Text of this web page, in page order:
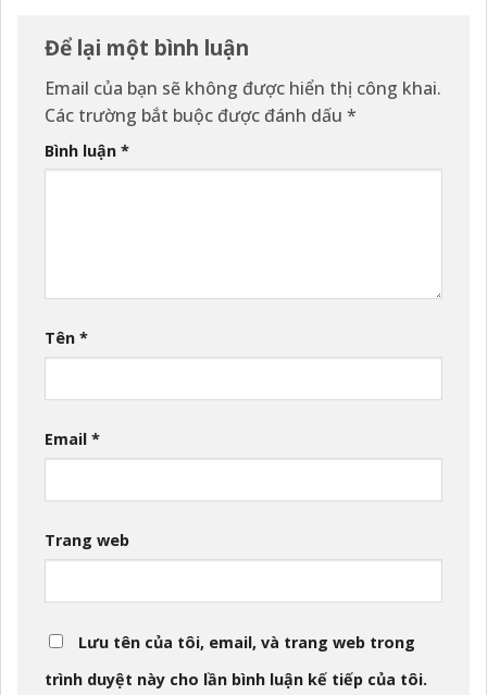
Để lại một bình luận
Email của bạn sẽ không được hiển thị công khai.
Các trường bắt buộc được đánh dấu *
Bình luận *
Tên *
Email *
Trang web
Lưu tên của tôi, email, và trang web trong
trình duyệt này cho lần bình luận kế tiếp của tôi.